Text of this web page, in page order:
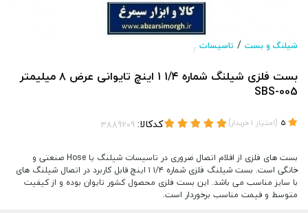
شیلنگ و بست / تاسیسات /
بست فلزی شیلنگ شماره ۱/۴ ۱ اینچ تایوانی عرض ۸ میلیمتر
SBS-005
(امتیاز 1خریدار) کدکالا:
بست های فلزی از اقلام اتصال ضروری در تاسیسات شیلنگ یا Hose صنعتی و
خانگی است. بست شیلنگ فلزی شماره ۱/۴ ۱ اینچ قابل کاربرد در اتصال شیلنگ های
با سایز مناسب می باشد. این بست فلزی محصول کشور تایوان بوده و از کیفیت
متوسط و قیمت مناسب برخوردار است.